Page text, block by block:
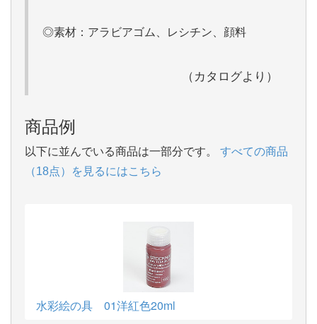
◎素材：アラビアゴム、レシチン、顔料
（カタログより）
商品例
以下に並んでいる商品は一部分です。
すべての商品
（18点）を見るにはこちら
水彩絵の具 01洋紅色20ml